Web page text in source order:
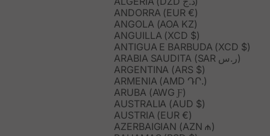
ANDORRA (EUR €)
ANGOLA (AOA KZ)
ANGUILLA (XCD $)
ANTIGUA E BARBUDA (XCD $)
ARABIA SAUDITA (SAR ر.س)
ARGENTINA (ARS $)
ARMENIA (AMD ԴՐ.)
ARUBA (AWG Ƒ)
AUSTRALIA (AUD $)
AUSTRIA (EUR €)
AZERBAIGIAN (AZN ₼)